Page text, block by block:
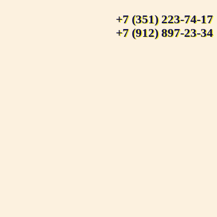
+7 (351) 223-74-17
+7 (912) 897-23-34